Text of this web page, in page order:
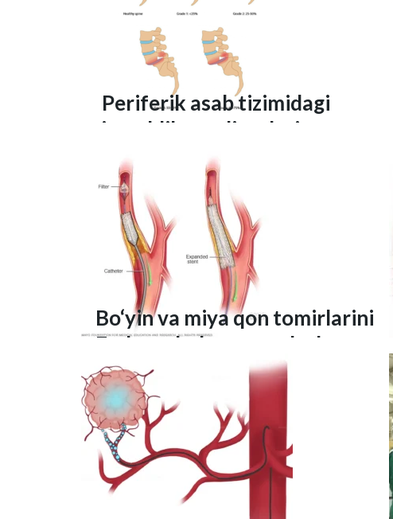
Periferik asab tizimidagi
jarrohlik amaliyotlari
Bo‘yin va miya qon tomirlarini
Endovaskulyar stentlash